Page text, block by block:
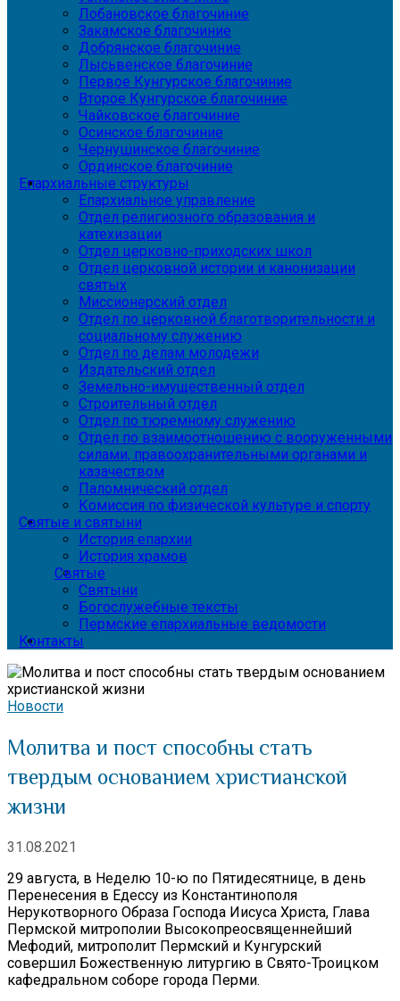
Лобановское благочиние
Закамское благочиние
Добрянское благочиние
Лысьвенское благочиние
Первое Кунгурское благочиние
Второе Кунгурское благочиние
Чайковское благочиние
Осинское благочиние
Чернушинское благочиние
Ординское благочиние
Епархиальные структуры
Епархиальное управление
Отдел религиозного образования и
катехизации
Отдел церковно-приходских школ
Отдел церковной истории и канонизации
святых
Миссионерский отдел
Отдел по церковной благотворительности и
социальному служению
Отдел по делам молодежи
Издательский отдел
Земельно-имущественный отдел
Строительный отдел
Отдел по тюремному служению
Отдел по взаимоотношению с вооруженными
силами, правоохранительными органами и
казачеством
Паломнический отдел
Комиссия по физической культуре и спорту
Святые и святыни
История епархии
История храмов
Святые
Святыни
Богослужебные тексты
Пермские епархиальные ведомости
Контакты
Новости
Молитва и пост способны стать
твердым основанием христианской
жизни
31.08.2021
29 августа, в Неделю 10-ю по Пятидесятнице, в день
Перенесения в Едессу из Константинополя
Нерукотворного Образа Господа Иисуса Христа, Глава
Пермской митрополии Высокопреосвященнейший
Мефодий, митрополит Пермский и Кунгурский
совершил Божественную литургию в Свято-Троицком
кафедральном соборе города Перми.